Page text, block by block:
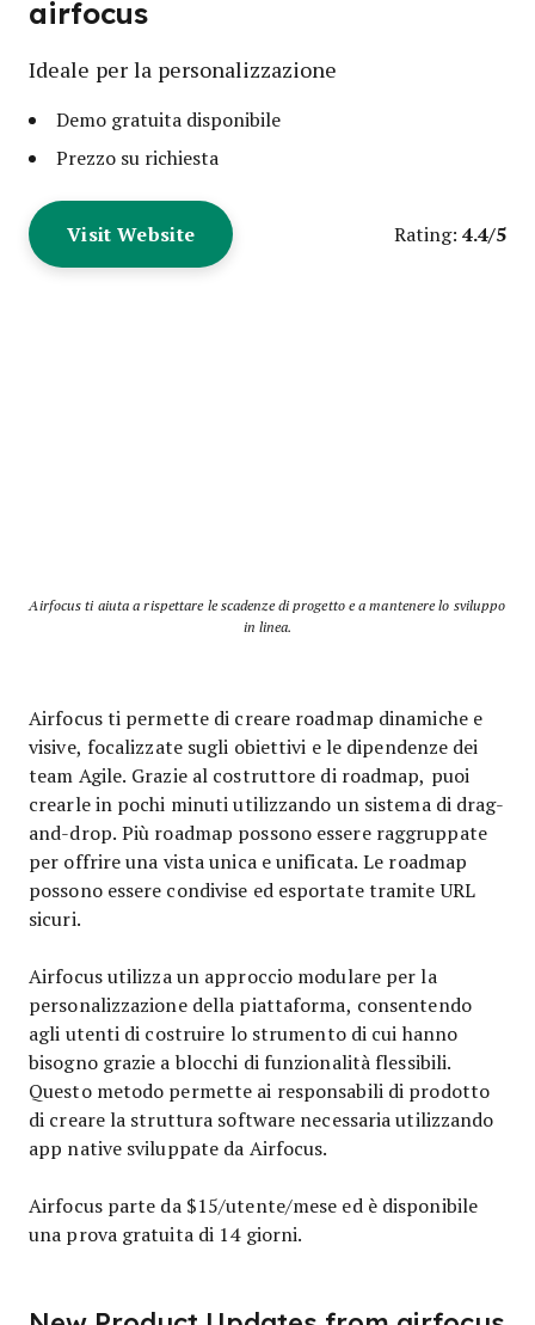
airfocus
Ideale per la personalizzazione
Demo gratuita disponibile
Prezzo su richiesta
Visit Website Rating: 4.4/5
Airfocus ti aiuta a rispettare le scadenze di progetto e a mantenere lo sviluppo
in linea.
Airfocus ti permette di creare roadmap dinamiche e
visive, focalizzate sugli obiettivi e le dipendenze dei
team Agile. Grazie al costruttore di roadmap, puoi
crearle in pochi minuti utilizzando un sistema di drag-
and-drop. Più roadmap possono essere raggruppate
per offrire una vista unica e unificata. Le roadmap
possono essere condivise ed esportate tramite URL
sicuri.
Airfocus utilizza un approccio modulare per la
personalizzazione della piattaforma, consentendo
agli utenti di costruire lo strumento di cui hanno
bisogno grazie a blocchi di funzionalità flessibili.
Questo metodo permette ai responsabili di prodotto
di creare la struttura software necessaria utilizzando
app native sviluppate da Airfocus.
Airfocus parte da $15/utente/mese ed è disponibile
una prova gratuita di 14 giorni.